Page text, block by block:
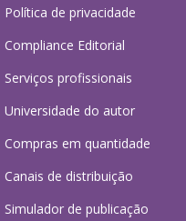
Política de privacidade
Compliance Editorial
Serviços profissionais
Universidade do autor
Compras em quantidade
Canais de distribuição
Simulador de publicação